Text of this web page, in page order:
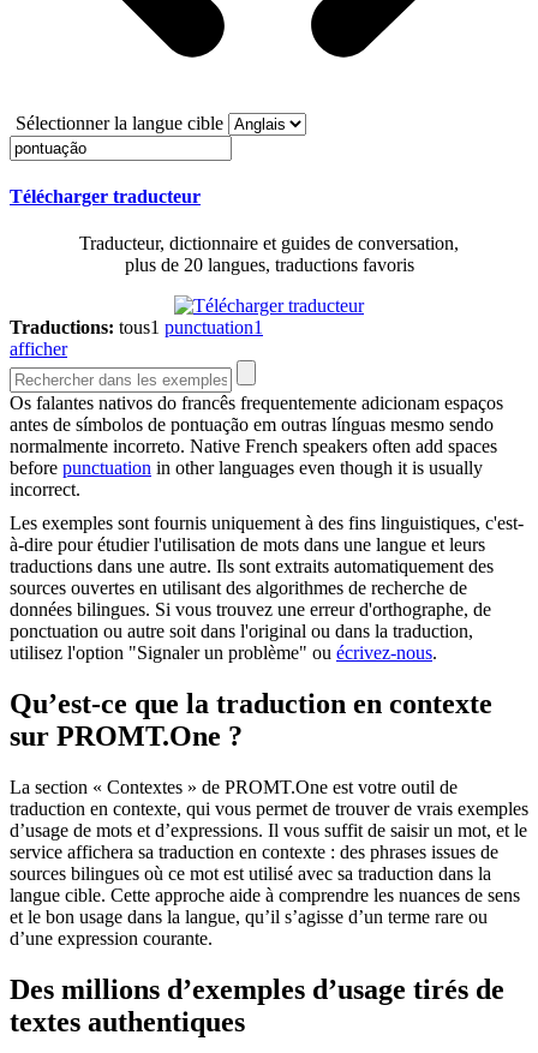
Sélectionner la langue cible
Télécharger traducteur
Traducteur, dictionnaire et guides de conversation,
plus de 20 langues, traductions favoris
Traductions: tous1 punctuation1
afficher
Os falantes nativos do francês frequentemente adicionam espaços
antes de símbolos de pontuação em outras línguas mesmo sendo
normalmente incorreto. Native French speakers often add spaces
before punctuation in other languages even though it is usually
incorrect.
Les exemples sont fournis uniquement à des fins linguistiques, c'est-
à-dire pour étudier l'utilisation de mots dans une langue et leurs
traductions dans une autre. Ils sont extraits automatiquement des
sources ouvertes en utilisant des algorithmes de recherche de
données bilingues. Si vous trouvez une erreur d'orthographe, de
ponctuation ou autre soit dans l'original ou dans la traduction,
utilisez l'option "Signaler un problème" ou écrivez-nous.
Qu’est-ce que la traduction en contexte
sur PROMT.One ?
La section « Contextes » de PROMT.One est votre outil de
traduction en contexte, qui vous permet de trouver de vrais exemples
d’usage de mots et d’expressions. Il vous suffit de saisir un mot, et le
service affichera sa traduction en contexte : des phrases issues de
sources bilingues où ce mot est utilisé avec sa traduction dans la
langue cible. Cette approche aide à comprendre les nuances de sens
et le bon usage dans la langue, qu’il s’agisse d’un terme rare ou
d’une expression courante.
Des millions d’exemples d’usage tirés de
textes authentiques